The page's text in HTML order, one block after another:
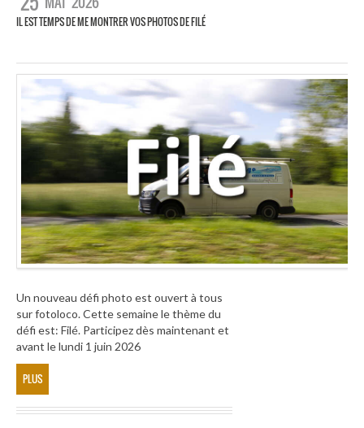
IL EST TEMPS DE ME MONTRER VOS PHOTOS DE FILÉ
Un nouveau défi photo est ouvert à tous
sur fotoloco. Cette semaine le thème du
défi est: Filé. Participez dès maintenant et
avant le lundi 1 juin 2026
PLUS